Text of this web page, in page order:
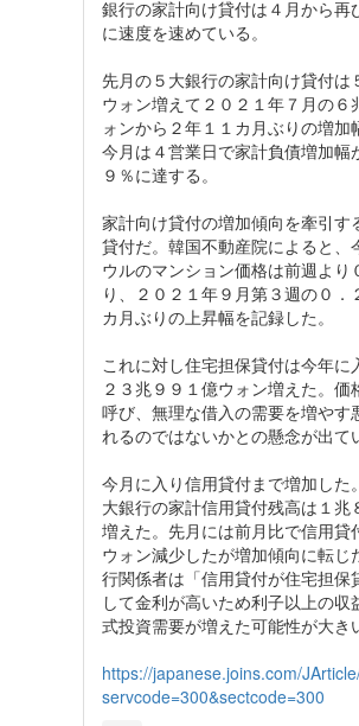
銀行の家計向け貸付は４月から再
に速度を速めている。
先月の５大銀行の家計向け貸付は
ウォン増えて２０２１年７月の６
ォンから２年１１カ月ぶりの増加
今月は４営業日で家計負債増加幅
９％に達する。
家計向け貸付の増加傾向を牽引す
貸付だ。韓国不動産院によると、
ウルのマンション価格は前週より
り、２０２１年９月第３週の０．
カ月ぶりの上昇幅を記録した。
これに対し住宅担保貸付は今年に
２３兆９９１億ウォン増えた。価
呼び、無理な借入の需要を増やす
れるのではないかとの懸念が出て
今月に入り信用貸付まで増加した
大銀行の家計信用貸付残高は１兆
増えた。先月には前月比で信用貸
ウォン減少したが増加傾向に転じ
行関係者は「信用貸付が住宅担保
して金利が高いため利子以上の収
式投資需要が増えた可能性が大き
https://japanese.joins.com/
servcode=300&sectcode=300